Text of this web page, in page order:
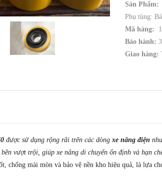
Sản Phẩm:
Phụ tùng:
Mã hàng:
Bảo hành:
Giao hàng:
được sử dụng rộng rãi trên các dòng xe nâng điện
vượt trội, giúp xe nâng di chuyển ổn định và hạn
chống mài mòn và bảo vệ nền kho hiệu quả, là lựa